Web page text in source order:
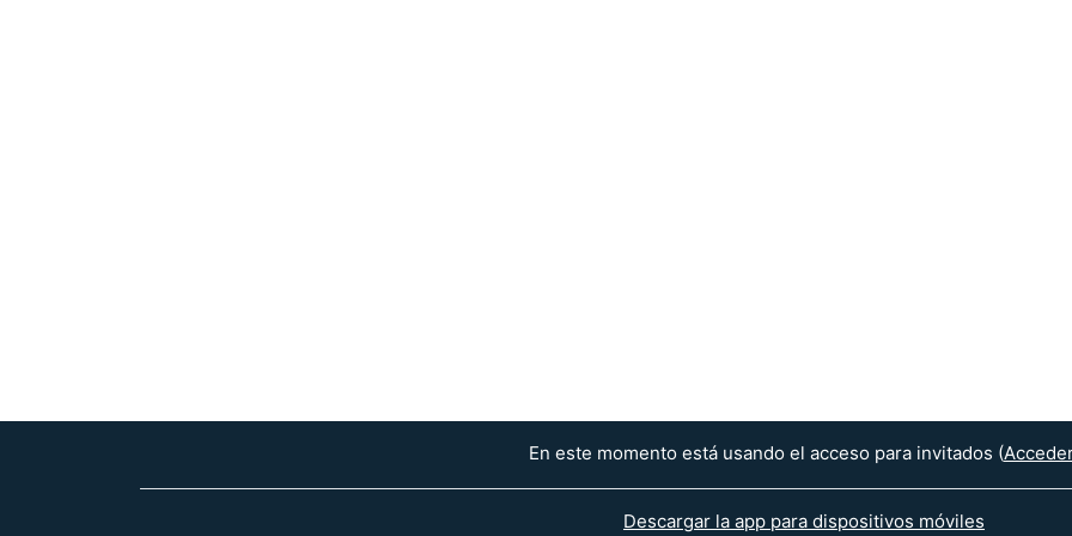
En este momento está usando el acceso para invitados (
Descargar la app para dispositivos móviles